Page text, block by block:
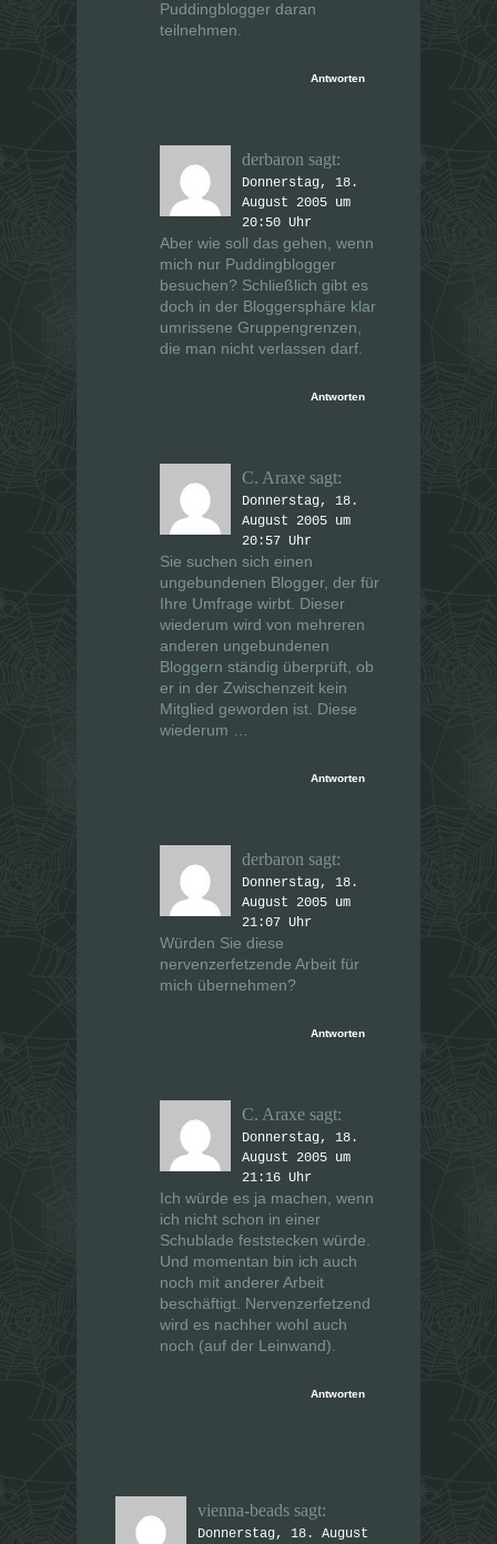
Puddingblogger daran
teilnehmen.
Antworten
derbaron sagt:
Donnerstag, 18.
August 2005 um
20:50 Uhr
Aber wie soll das gehen, wenn
mich nur Puddingblogger
besuchen? Schließlich gibt es
doch in der Bloggersphäre klar
umrissene Gruppengrenzen,
die man nicht verlassen darf.
Antworten
C. Araxe sagt:
Donnerstag, 18.
August 2005 um
20:57 Uhr
Sie suchen sich einen
ungebundenen Blogger, der für
Ihre Umfrage wirbt. Dieser
wiederum wird von mehreren
anderen ungebundenen
Bloggern ständig überprüft, ob
er in der Zwischenzeit kein
Mitglied geworden ist. Diese
wiederum …
Antworten
derbaron sagt:
Donnerstag, 18.
August 2005 um
21:07 Uhr
Würden Sie diese
nervenzerfetzende Arbeit für
mich übernehmen?
Antworten
C. Araxe sagt:
Donnerstag, 18.
August 2005 um
21:16 Uhr
Ich würde es ja machen, wenn
ich nicht schon in einer
Schublade feststecken würde.
Und momentan bin ich auch
noch mit anderer Arbeit
beschäftigt. Nervenzerfetzend
wird es nachher wohl auch
noch (auf der Leinwand).
Antworten
vienna-beads sagt:
Donnerstag, 18. August